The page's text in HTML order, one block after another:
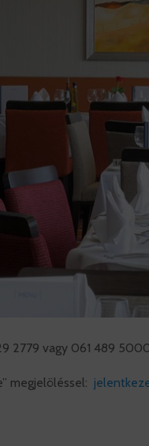
2779 vagy 061 489
megjelöléssel: